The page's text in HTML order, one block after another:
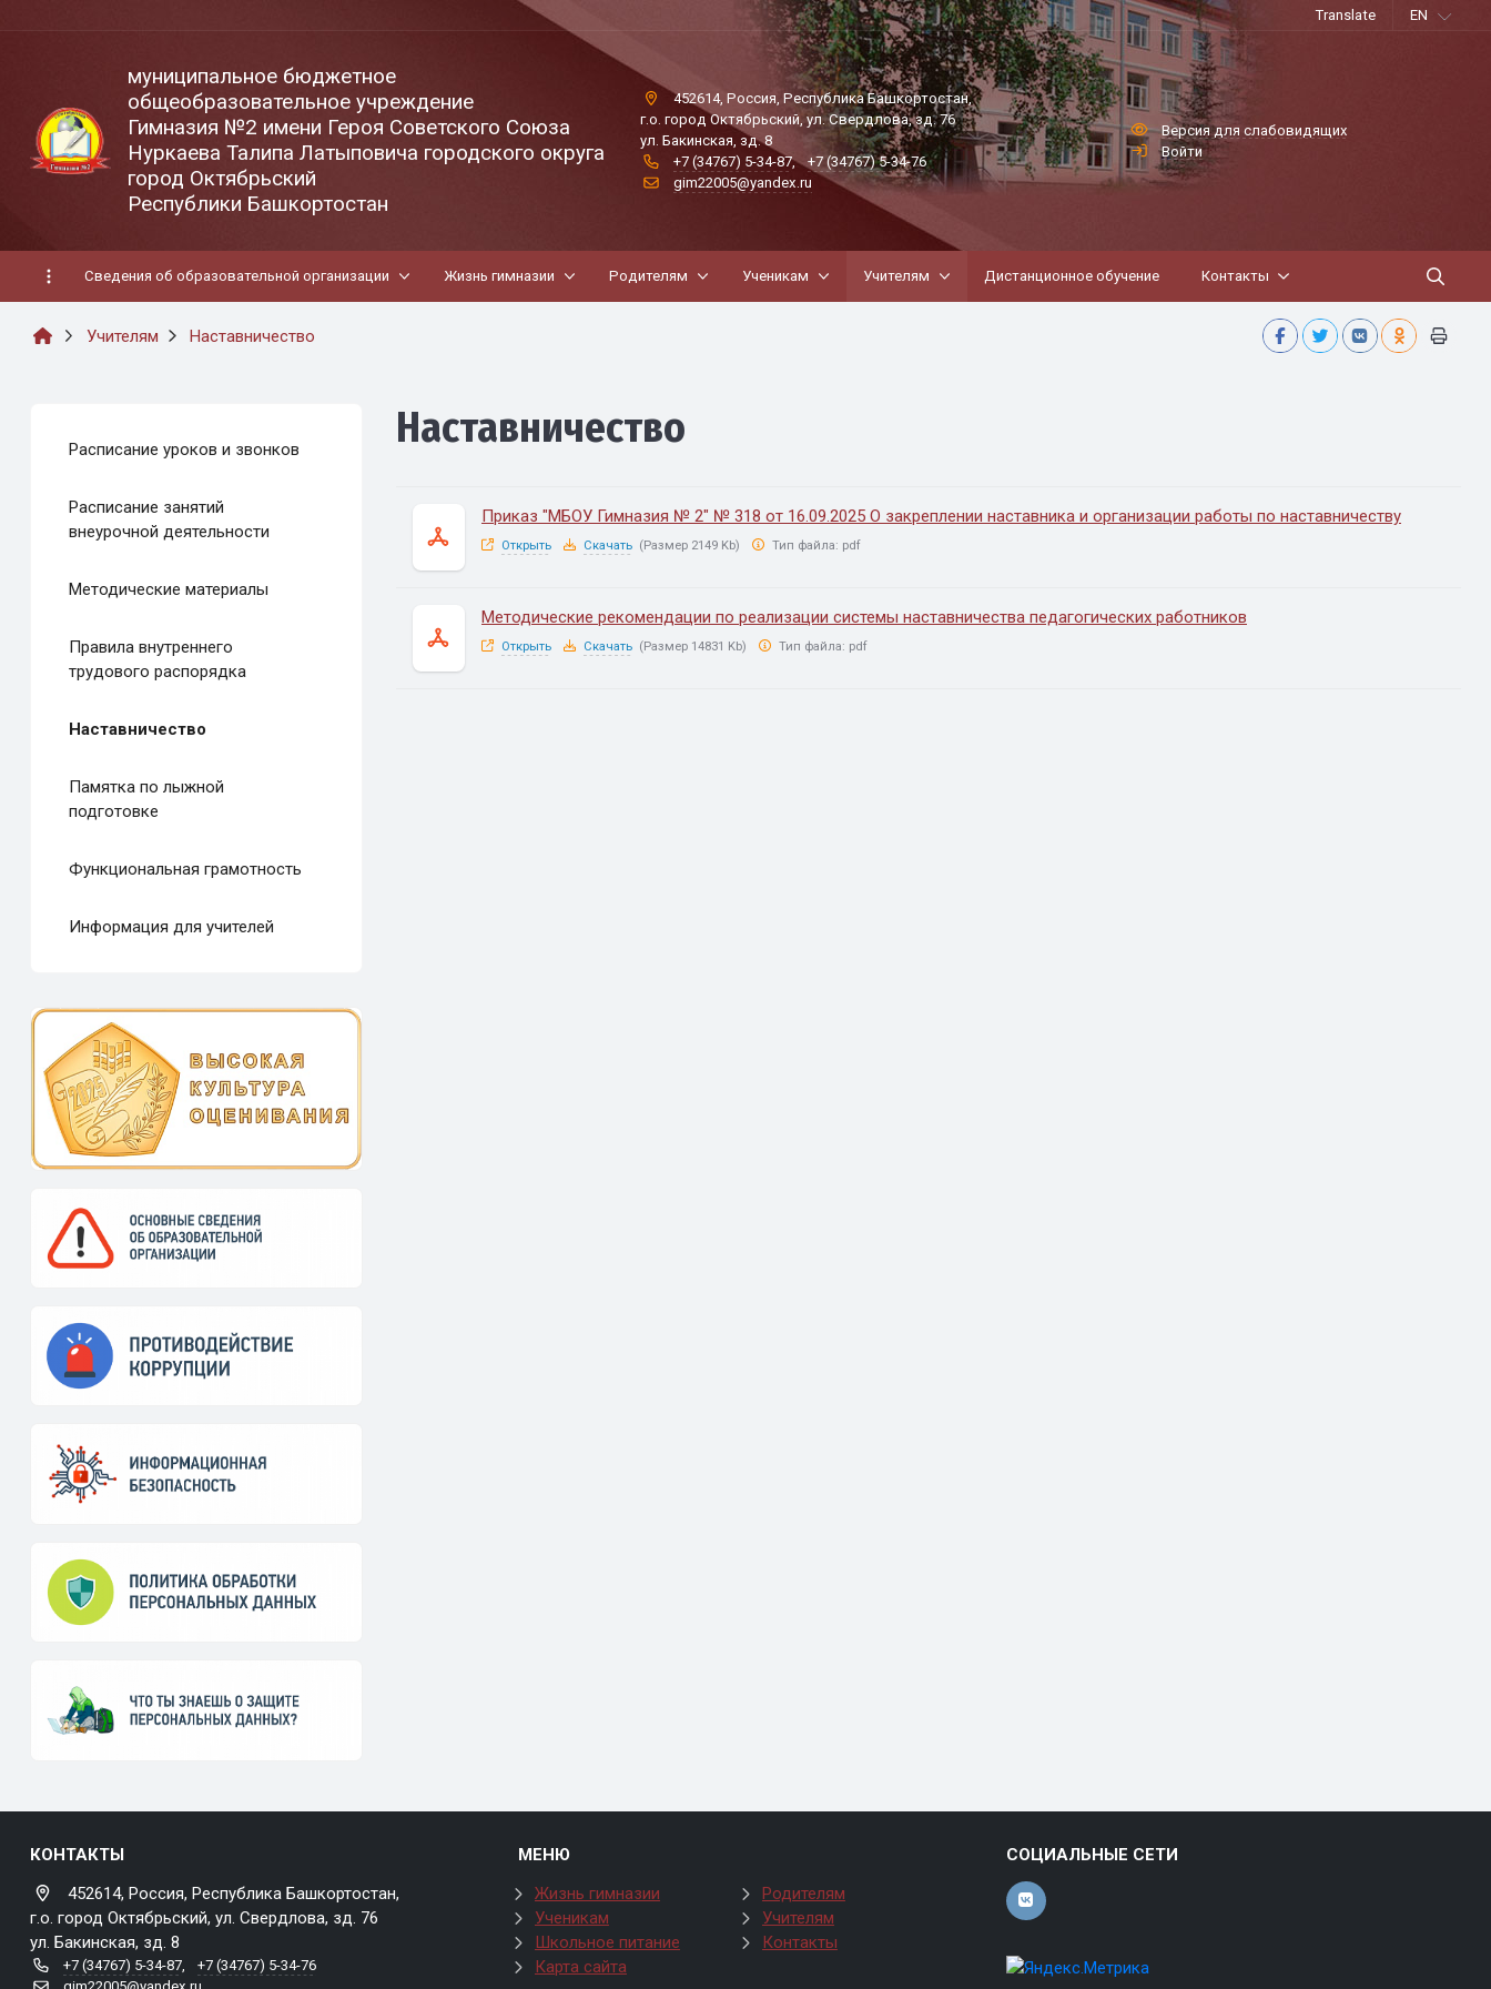
Translate EN
муниципальное бюджетное
общеобразовательное учреждение
Гимназия №2 имени Героя Советского Союза
Нуркаева Талипа Латыповича городского округа
город Октябрьский
Республики Башкортостан
452614, Россия, Республика Башкортостан,
г.о. город Октябрьский, ул. Свердлова, зд. 76
ул. Бакинская, зд. 8
+7 (34767) 5-34-87,
+7 (34767) 5-34-76
gim22005@yandex.ru
Версия для слабовидящих
Войти
Сведения об образовательной организации Жизнь гимназии Родителям Ученикам Учителям Дистанционное обучение Контакты
Учителям Наставничество
Расписание уроков и звонков
Расписание занятий
внеурочной деятельности
Методические материалы
Правила внутреннего
трудового распорядка
Наставничество
Памятка по лыжной
подготовке
Функциональная грамотность
Информация для учителей
Наставничество
Приказ "МБОУ Гимназия № 2" № 318 от 16.09.2025 О закреплении наставника и организации работы по наставничеству
Открыть Скачать (Размер 2149 Kb) Тип файла: pdf
Методические рекомендации по реализации системы наставничества педагогических работников
Открыть Скачать (Размер 14831 Kb) Тип файла: pdf
КОНТАКТЫ
452614, Россия, Республика Башкортостан,
г.о. город Октябрьский, ул. Свердлова, зд. 76
ул. Бакинская, зд. 8
+7 (34767) 5-34-87,
+7 (34767) 5-34-76
МЕНЮ
Жизнь гимназии
Родителям
Ученикам
Учителям
Школьное питание
Контакты
Карта сайта
СОЦИАЛЬНЫЕ СЕТИ